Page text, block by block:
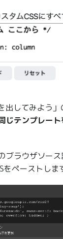
出してみよう
じテンプレート
ブラウザソー
をペーストしま